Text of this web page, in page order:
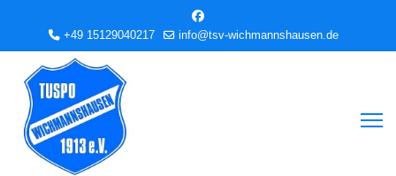
+49 15129040217 info@tsv-wichmannshausen.de